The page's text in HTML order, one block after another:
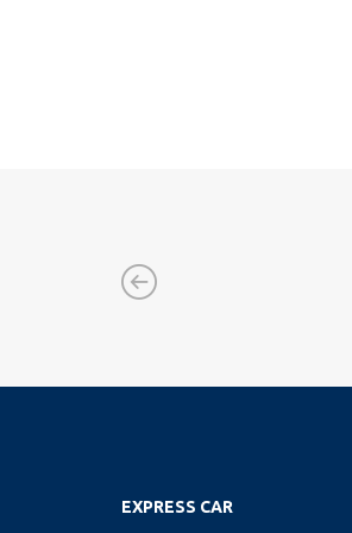
EXPRESS CAR